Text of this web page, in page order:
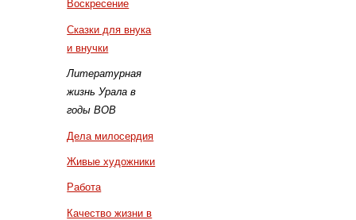
Воскресение
Сказки для внука
и внучки
Литературная
жизнь Урала в
годы ВОВ
Дела милосердия
Живые художники
Работа
Качество жизни в